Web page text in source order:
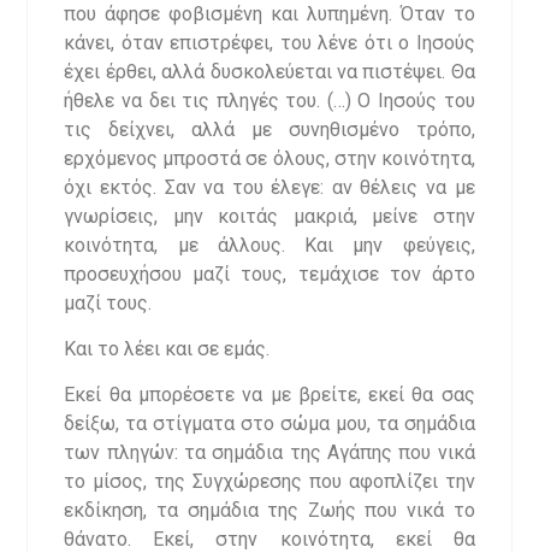
που άφησε φοβισμένη και λυπημένη. Όταν το
κάνει, όταν επιστρέφει, του λένε ότι ο Ιησούς
έχει έρθει, αλλά δυσκολεύεται να πιστέψει. Θα
ήθελε να δει τις πληγές του. (…) Ο Ιησούς του
τις δείχνει, αλλά με συνηθισμένο τρόπο,
ερχόμενος μπροστά σε όλους, στην κοινότητα,
όχι εκτός. Σαν να του έλεγε: αν θέλεις να με
γνωρίσεις, μην κοιτάς μακριά, μείνε στην
κοινότητα, με άλλους. Και μην φεύγεις,
προσευχήσου μαζί τους, τεμάχισε τον άρτο
μαζί τους.
Και το λέει και σε εμάς.
Εκεί θα μπορέσετε να με βρείτε, εκεί θα σας
δείξω, τα στίγματα στο σώμα μου, τα σημάδια
των πληγών: τα σημάδια της Αγάπης που νικά
το μίσος, της Συγχώρεσης που αφοπλίζει την
εκδίκηση, τα σημάδια της Ζωής που νικά το
θάνατο. Εκεί, στην κοινότητα, εκεί θα